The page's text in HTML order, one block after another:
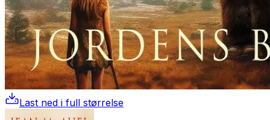
Last ned i full størrelse